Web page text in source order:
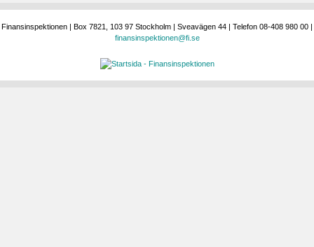
Finansinspektionen | Box 7821, 103 97 Stockholm | Sveavägen 44 | Telefon 08-408 980 00 |
finansinspektionen@fi.se